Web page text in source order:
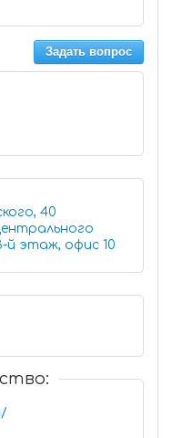
Задать вопрос
40
ТЦ Цветной Парк, 3-й этаж, офис 10